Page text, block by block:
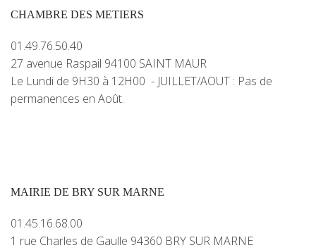
CHAMBRE DES METIERS
01.49.76.50.40
27 avenue Raspail 94100 SAINT MAUR
Le Lundi de 9H30 à 12H00 - JUILLET/AOUT : Pas de
permanences en Août.
MAIRIE DE BRY SUR MARNE
01.45.16.68.00
1 rue Charles de Gaulle 94360 BRY SUR MARNE